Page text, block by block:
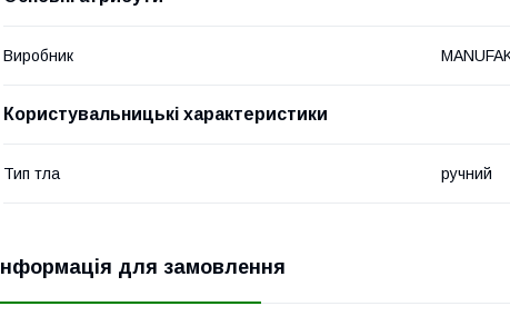
Виробник
Користувальницькі характеристики
Тип тла ручний
Інформація для замовлення